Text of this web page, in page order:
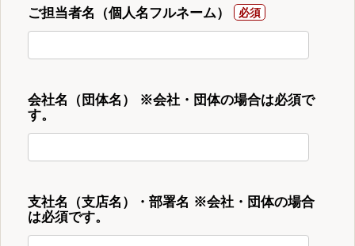
ご担当者名（個人名フルネーム）
会社名（団体名） ※会社・団体の場合は必須で
す。
支社名（支店名）・部署名 ※会社・団体の場合
は必須です。